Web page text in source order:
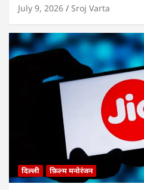
July 9, 2026 Sroj Varta
दिल्ली फ़िल्म मनोरंजन